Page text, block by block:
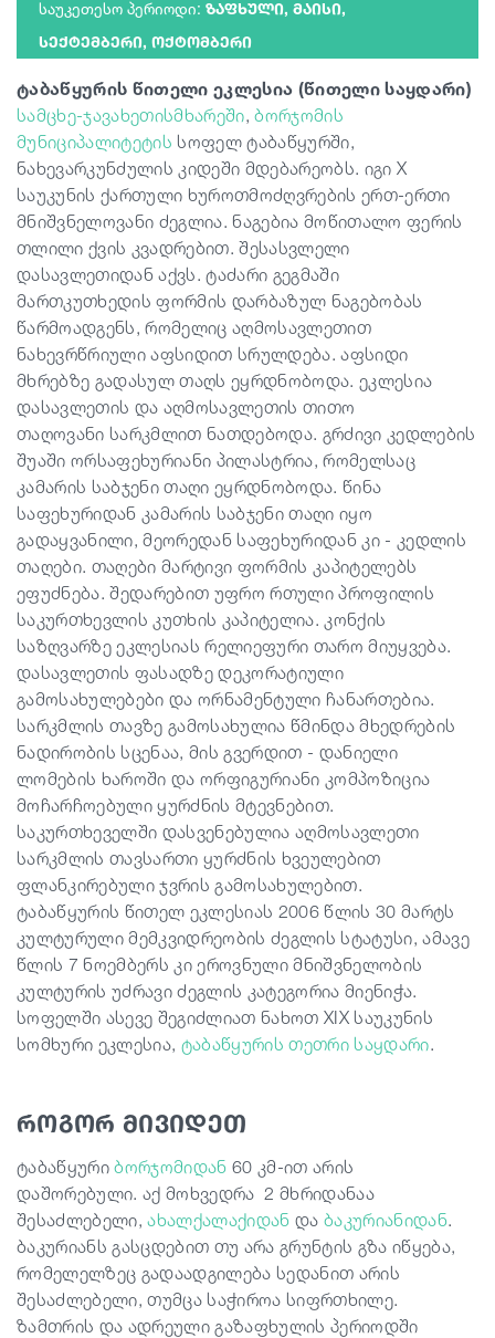
საუკეთესო პერიოდი: ᲖᲐᲤᲮᲣᲚᲘ, ᲛᲐᲘᲡᲘ,
ᲡᲔᲥᲢᲔᲛᲑᲔᲠᲘ, ᲝᲥᲢᲝᲛᲑᲔᲠᲘ
ტაბაწყურის წითელი ეკლესია (წითელი საყდარი)
სამცხე-ჯავახეთისმხარეში,ბორჯომის
მუნიციპალიტეტის სოფელ ტაბაწყურში,
ნახევარკუნძულის კიდეში მდებარეობს. იგი X
საუკუნის ქართული ხუროთმოძღვრების ერთ-ერთი
მნიშვნელოვანი ძეგლია. ნაგებია მოწითალო ფერის
თლილი ქვის კვადრებით. შესასვლელი
დასავლეთიდან აქვს. ტაძარი გეგმაში
მართკუთხედის ფორმის დარბაზულ ნაგებობას
წარმოადგენს, რომელიც აღმოსავლეთით
ნახევრწრიული აფსიდით სრულდება. აფსიდი
მხრებზე გადასულ თაღს ეყრდნობოდა. ეკლესია
დასავლეთის და აღმოსავლეთის თითო
თაღოვანი სარკმლით ნათდებოდა. გრძივი კედლების
შუაში ორსაფეხურიანი პილასტრია, რომელსაც
კამარის საბჯენი თაღი ეყრდნობოდა. წინა
საფეხურიდან კამარის საბჯენი თაღი იყო
გადაყვანილი, მეორედან საფეხურიდან კი - კედლის
თაღები. თაღები მარტივი ფორმის კაპიტელებს
ეფუძნება. შედარებით უფრო რთული პროფილის
საკურთხევლის კუთხის კაპიტელია. კონქის
საზღვარზე ეკლესიას რელიეფური თარო მიუყვება.
დასავლეთის ფასადზე დეკორატიული
გამოსახულებები და ორნამენტული ჩანართებია.
სარკმლის თავზე გამოსახულია წმინდა მხედრების
ნადირობის სცენაა, მის გვერდით - დანიელი
ლომების ხაროში და ორფიგურიანი კომპოზიცია
მოჩარჩოებული ყურძნის მტევნებით.
საკურთხეველში დასვენებულია აღმოსავლეთი
სარკმლის თავსართი ყურძნის ხვეულებით
ფლანკირებული ჯვრის გამოსახულებით.
ტაბაწყურის წითელ ეკლესიას 2006 წლის 30 მარტს
კულტურული მემკვიდრეობის ძეგლის სტატუსი, ამავე
წლის 7 ნოემბერს კი ეროვნული მნიშვნელობის
კულტურის უძრავი ძეგლის კატეგორია მიენიჭა.
სოფელში ასევე შეგიძლიათ ნახოთ XIX საუკუნის
სომხური ეკლესია, ტაბაწყურის თეთრი საყდარი.
როგორ მივიდეთ
ტაბაწყურიბორჯომიდან 60 კმ-ით არის
დაშორებული. აქ მოხვედრა 2 მხრიდანაა
შესაძლებელი, ახალქალაქიდან და ბაკურიანიდან.
ბაკურიანს გასცდებით თუ არა გრუნტის გზა იწყება,
რომელელზეც გადაადგილება სედანით არის
შესაძლებელი, თუმცა საჭიროა სიფრთხილე.
ზამთრის და ადრეული გაზაფხულის პერიოდში